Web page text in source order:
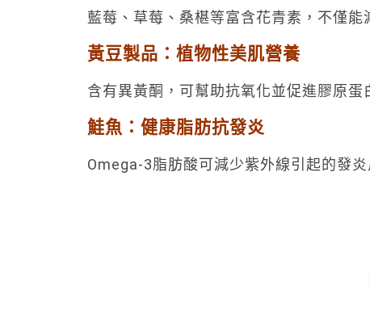
藍莓、草莓、桑椹等富含花青素，不僅
黃豆製品：植物性美肌營養
含有異黃酮，可幫助抗氧化並促進膠原
鮭魚：健康脂肪抗發炎
Omega-3脂肪酸可減少紫外線引起的發